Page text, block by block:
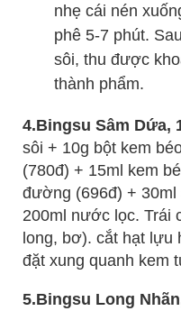
nhẹ cái nén
phê 5-7 phút.
sôi, thu được
thành phẩm.
4.Bingsu Sâm Dứa,
sôi + 10g bột kem
(780đ) + 15ml kem
đường (696đ) +
200ml nước lọc. Trái
long, bơ). cắt hạt lựu
đặt xung quanh kem
5.Bingsu Long